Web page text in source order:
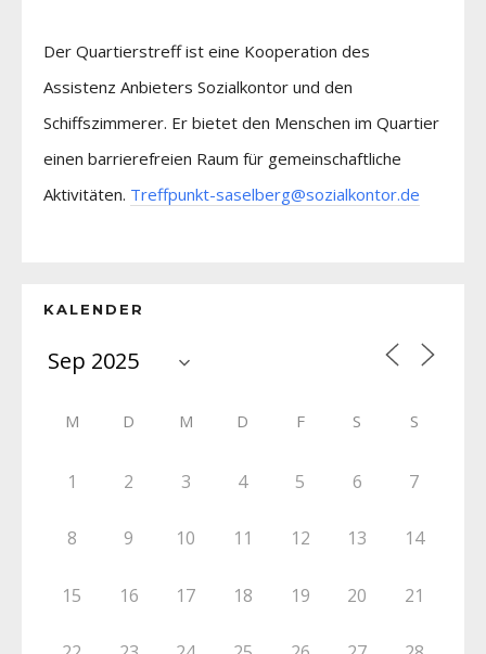
Der Quartierstreff ist eine Kooperation des
Assistenz Anbieters Sozialkontor und den
Schiffszimmerer. Er bietet den Menschen im Quartier
einen barrierefreien Raum für gemeinschaftliche
Aktivitäten. Treffpunkt-saselberg@sozialkontor.de
KALENDER
M D M D F S S
1 2 3 4 5 6 7
8 9 10 11 12 13 14
15 16 17 18 19 20 21